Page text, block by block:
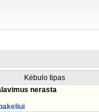
Kėbulo tipas
nerasta